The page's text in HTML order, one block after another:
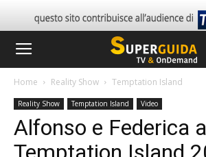
Home Reality Show Temptation Island
Reality Show Temptation Island Video
Alfonso e Federica a